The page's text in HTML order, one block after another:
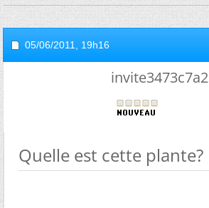
05/06/2011, 19h16
invite3473c7a2
Quelle est cette plante?